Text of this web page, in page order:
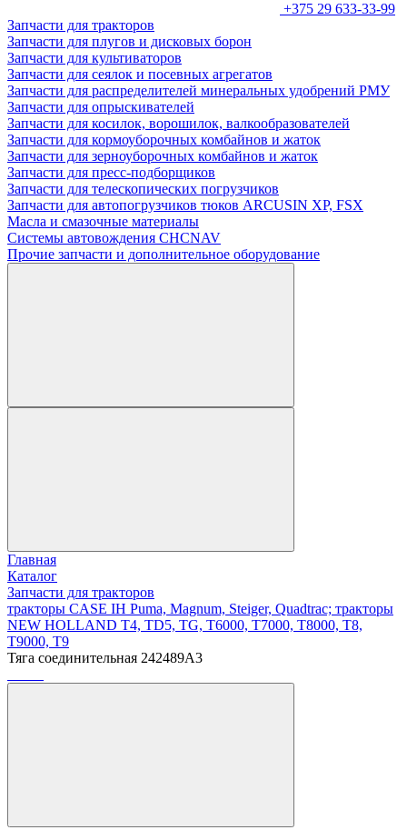
+375 29 633-33-99
Запчасти для тракторов
Запчасти для плугов и дисковых борон
Запчасти для культиваторов
Запчасти для сеялок и посевных агрегатов
Запчасти для распределителей минеральных удобрений РМУ
Запчасти для опрыскивателей
Запчасти для косилок, ворошилок, валкообразователей
Запчасти для кормоуборочных комбайнов и жаток
Запчасти для зерноуборочных комбайнов и жаток
Запчасти для пресс-подборщиков
Запчасти для телескопических погрузчиков
Запчасти для автопогрузчиков тюков ARCUSIN XP, FSX
Масла и смазочные материалы
Системы автовождения CHCNAV
Прочие запчасти и дополнительное оборудование
Главная
Каталог
Запчасти для тракторов
тракторы CASE IH Puma, Magnum, Steiger, Quadtrac; тракторы
NEW HOLLAND T4, TD5, TG, T6000, T7000, T8000, T8,
T9000, T9
Тяга соединительная 242489A3